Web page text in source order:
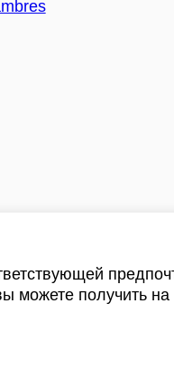
можете получить на